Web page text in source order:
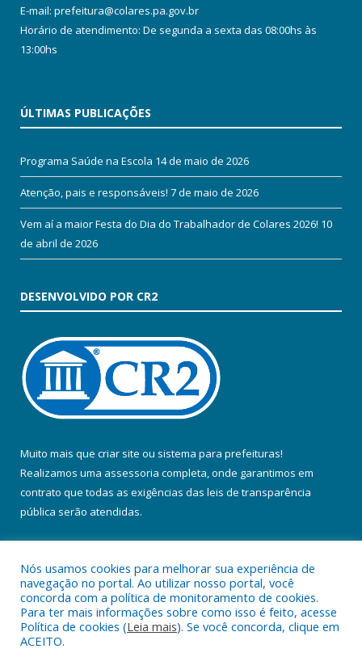
E-mail: prefeitura@colares.pa.gov.br
Horário de atendimento: De segunda a sexta das 08:00hs às
13:00hs
ÚLTIMAS PUBLICAÇÕES
Programa Saúde na Escola 14 de maio de 2026
Atenção, pais e responsáveis! 7 de maio de 2026
Vem aí a maior Festa do Dia do Trabalhador de Colares 2026! 10
de abril de 2026
DESENVOLVIDO POR CR2
Muito mais que criar site ou sistema para prefeituras!
Realizamos uma assessoria completa, onde garantimos em
contrato que todas as exigências das leis de transparência
pública serão atendidas.
Todos os direitos reservados a Prefeitura Municipal de Colares.
Nós usamos cookies para melhorar sua experiência de
navegação no portal. Ao utilizar nosso portal, você
concorda com a política de monitoramento de cookies.
Para ter mais informações sobre como isso é feito, acesse
Política de cookies (Leia mais). Se você concorda, clique em
ACEITO.